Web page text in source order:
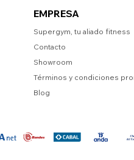
EMPRESA
Supergym, tu aliado fitness
Contacto
Showroom
Términos y condiciones
Blog